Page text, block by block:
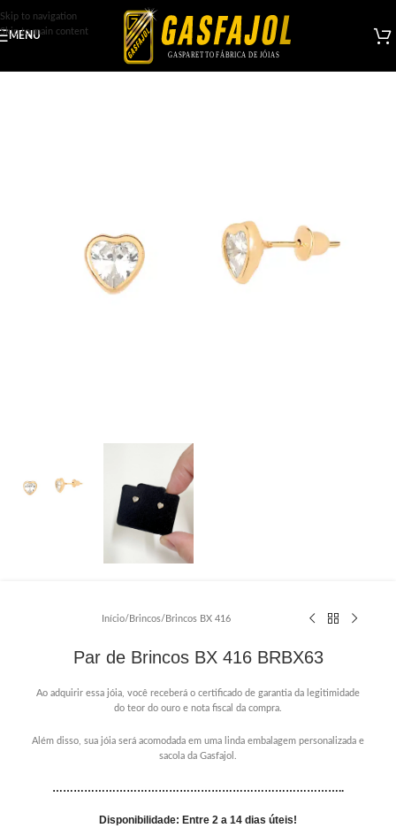
Skip to navigation
Skip to main content
MENU
Início/ Brincos/ Brincos BX 416
Par de Brincos BX 416 BRBX63
Ao adquirir essa jóia, você receberá o certificado de garantia da legitimidade
do teor do ouro e nota fiscal da compra.
Além disso, sua jóia será acomodada em uma linda embalagem personalizada e
sacola da Gasfajol.
………………………………………………………………………..
Disponibilidade: Entre 2 a 14 dias úteis!